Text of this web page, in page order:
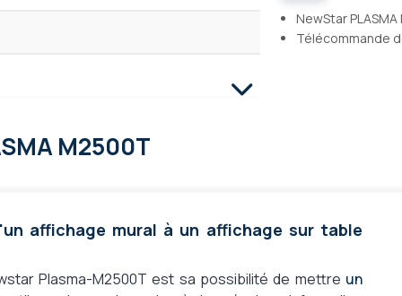
800, 700 x 400, 800 x 400, 800 x 500,
pouces, 65 pouces, 70 pouces, 75
88 pouces, 98 pouces
NewStar
Télécommande
M2500T
affichage mural à un affichage sur table
Plasma-M2500T est sa possibilité de mettre un